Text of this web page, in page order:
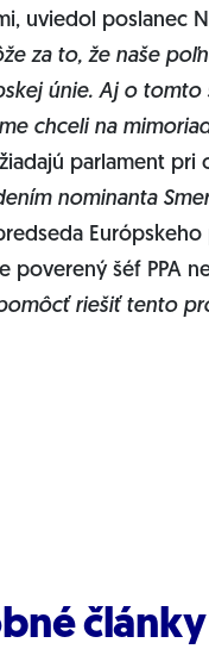
uviedol poslanec
za to, že naše
únie. Aj o
chceli na
parlament pri
nominanta
Európskeho
poverený šéf PPA
riešiť tento
články